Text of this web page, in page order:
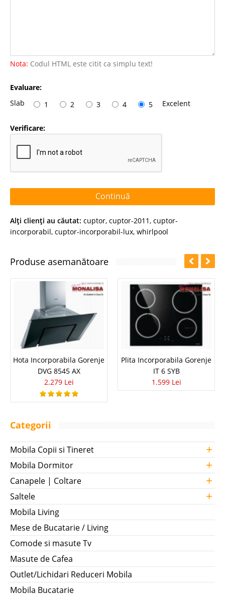
Nota: Codul HTML este citit ca simplu text!
Evaluare:
Slab
1 2 3 4 5 Excelent
Verificare:
Continuă
Alţi clienţi au căutat: cuptor, cuptor-2011 , cuptor-
incorporabil, cuptor-incorporabil-lux, whirlpool
Produse asemanătoare
Hota Incorporabila Gorenje
DVG 8545 AX
2.279 Lei
Plita Incorporabila Gorenje
IT 6 SYB
1.599 Lei
Categorii
Mobila Copii si Tineret +
Mobila Dormitor +
Canapele | Coltare +
Saltele +
Mobila Living
Mese de Bucatarie / Living
Comode si masute Tv
Masute de Cafea
Outlet/Lichidari Reduceri Mobila
Mobila Bucatarie